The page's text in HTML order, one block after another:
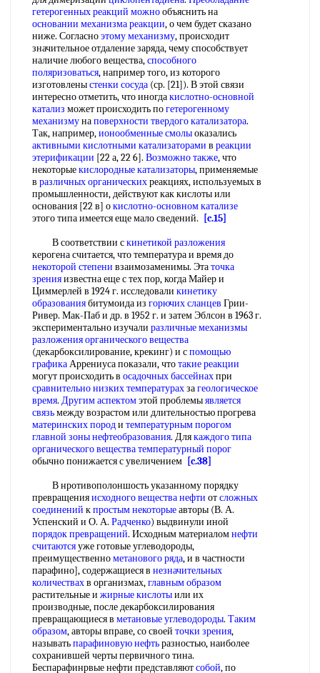
гетерогенныхреакций можнообъяснить на
основании механизма реакции, о чем будет сказано
ниже. Согласноэтому механизму, происходит
значительное отдаление заряда, чему способствует
наличие любого вещества,способного
поляризоваться, например того, из которого
изготовленыстенки сосуда (ср. [21]). В этой связи
интересно отметить, что иногдакислотно-основной
катализ может происходить погетерогенному
механизмунаповерхности твердого катализатора.
Так, например,ионообменные смолыоказались
активными кислотными катализаторами в реакции
этерификации [22 а, 22 6]. Возможно также, что
некоторыекислородные катализаторы, применяемые
в различных органическихреакциях, используемых в
промышленности, действуют как кислоты или
основания [22 в] окислотно-основном катализе
этого типа имеется еще мало сведений.
[c.15]
В соответствии скинетикой разложения
керогена считается, что температура и время до
некоторой степени взаимозаменимы. Этаточка
зренияизвестна еще с тех пор, когда Майер и
Циммерлей в 1924 г. исследовали кинетику
образованиябитумоида из горючих сланцев Грии-
Ривер. Мак-Паб и др. в 1952 г. и затем Эблсон в 1963 г.
экспериментально изучали различные механизмы
разложения органического вещества
(декарбоксилирование, крекинг) и спомощью
графикаАррениуса показали, чтотакие реакции
могут происходить в осадочных бассейнахпри
сравнительно низких температурахзагеологическое
время. Другим аспектомэтой проблемыявляется
связьмежду возрастом или длительностью прогрева
материнских породи температурным порогом
главной зоны нефтеобразования. Длякаждого типа
органического веществатемпературный порог
обычно понижается с увеличением [c.38]
В нротивополоншость указанному порядку
превращенияисходного вещества нефти отсложных
соединений кпростым некоторыеавторы (В. А.
Успенский и О. А. Радченко) выдвинули иной
порядок превращений. Исходным материаломнефти
считаютсяуже готовые углеводороды,
преимущественнометанового ряда, и в частности
парафино], содержащиеся в незначительных
количествахв организмах,главным образом
растительные и жирные кислотыили их
производные, после декарбоксилирования
превращающиеся в метановые углеводороды. Таким
образом, авторы вправе, со своей точки зрения,
называтьпарафиновую нефтьразностью, наиболее
сохранившей черты первичного тина.
Беспарафинрвые нефти представляютсобой, по